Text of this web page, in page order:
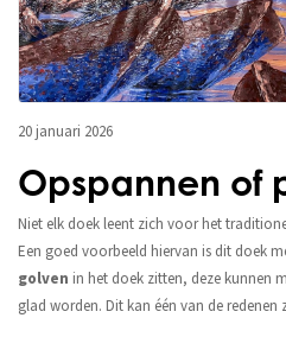
20 januari 2026
Opspannen of
Niet elk doek leent zich voor het
Een goed voorbeeld hiervan is dit doek
golven in het doek zitten, deze kunnen
glad worden. Dit kan één van de